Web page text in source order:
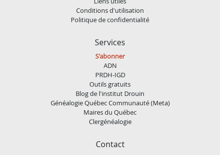
Conditions d'utilisation
Politique de confidentialité
Services
S'abonner
ADN
PRDH-IGD
Outils gratuits
Blog de l'institut Drouin
Généalogie Québec Communauté (Meta)
Maires du Québec
Clergénéalogie
Contact